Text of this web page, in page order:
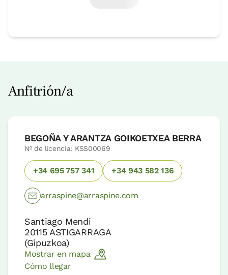
Anfitrión/a
BEGOÑA Y ARANTZA GOIKOETXEA BERRA
Nº de licencia: KSS00069
+34 695 757 341 +34 943 582 136
arraspine@arraspine.com
Santiago Mendi
20115 ASTIGARRAGA
(Gipuzkoa)
Mostrar en mapa
Cómo llegar